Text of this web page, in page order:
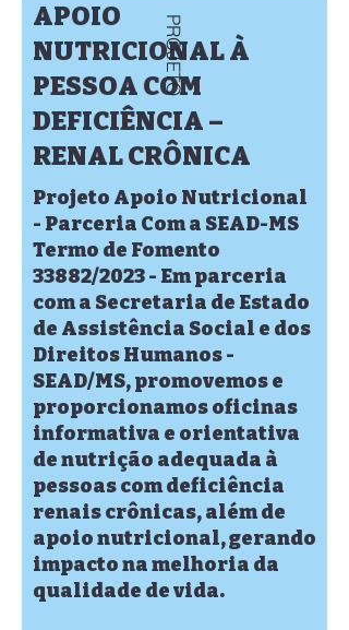
APOIO
NUTRICIONAL À
PESSOA COM
DEFICIÊNCIA –
RENAL CRÔNICA
PROJETO
Projeto Apoio Nutricional
- Parceria Com a SEAD-MS
Termo de Fomento
33882/2023 - Em parceria
com a Secretaria de Estado
de Assistência Social e dos
Direitos Humanos -
SEAD/MS, promovemos e
proporcionamos oficinas
informativa e orientativa
de nutrição adequada à
pessoas com deficiência
renais crônicas, além de
apoio nutricional, gerando
impacto na melhoria da
qualidade de vida.